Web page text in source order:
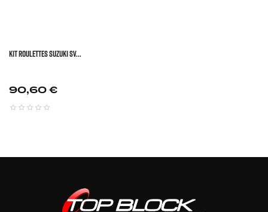
KIT ROULETTES SUZUKI SV...
Prix
90,60 €